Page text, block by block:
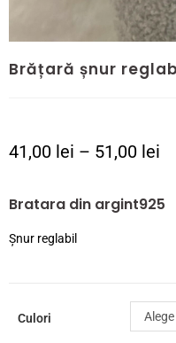
Brățară șnur
41,00 lei – 51,00 lei
Bratara din argint925
Șnur reglabil
Culori